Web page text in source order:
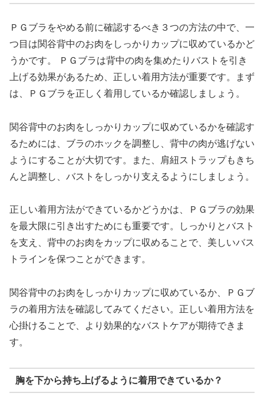
ＰＧブラをやめる前に確認するべき３つの方法の中で、一
つ目は関谷背中のお肉をしっかりカップに収めているかど
うかです。 ＰＧブラは背中の肉を集めたりバストを引き
上げる効果があるため、正しい着用方法が重要です。まず
は、ＰＧブラを正しく着用しているか確認しましょう。
関谷背中のお肉をしっかりカップに収めているかを確認す
るためには、ブラのホックを調整し、背中の肉が逃げない
ようにすることが大切です。また、肩紐ストラップもきち
んと調整し、バストをしっかり支えるようにしましょう。
正しい着用方法ができているかどうかは、ＰＧブラの効果
を最大限に引き出すためにも重要です。しっかりとバスト
を支え、背中のお肉をカップに収めることで、美しいバス
トラインを保つことができます。
関谷背中のお肉をしっかりカップに収めているか、ＰＧブ
ラの着用方法を確認してみてください。正しい着用方法を
心掛けることで、より効果的なバストケアが期待できま
す。
胸を下から持ち上げるように着用できているか？